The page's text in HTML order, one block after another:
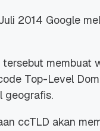
2014 Google
membuat
Top-Level
geografis.
ccTLD akan